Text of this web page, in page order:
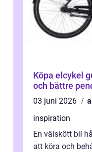
Köpa elcykel guide till smartare vardag
och bättre
03 juni 2026
inspiration
En välskött bil
att köra och